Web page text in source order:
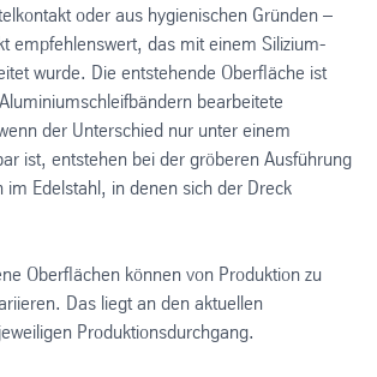
oder aus hygienischen Gründen –
empfehlenswert, das mit einem Silizium-
wurde. Die entstehende Oberfläche ist
bearbeitete
der Unterschied nur unter einem
ist, entstehen bei der gröberen Ausführung
im Edelstahl, in denen sich der Dreck
Oberflächen können von Produktion zu
Das liegt an den aktuellen
Produktionsdurchgang.